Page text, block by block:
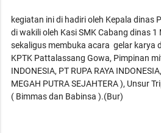
kegiatan ini di hadiri oleh Kepala dinas
di wakili oleh Kasi SMK Cabang dinas
sekaligus membuka acara gelar karya
KPTK Pattalassang Gowa, Pimpinan
INDONESIA, PT RUPA RAYA
MEGAH PUTRA SEJAHTERA ), Unsur
( Bimmas dan Babinsa ).(Bur)